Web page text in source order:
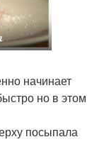
начинает
но в этом
посыпала